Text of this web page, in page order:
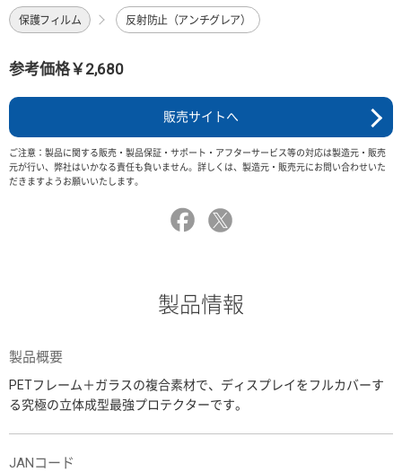
保護フィルム 反射防止（アンチグレア）
参考価格￥2,680
販売サイトへ
ご注意：製品に関する販売・製品保証・サポート・アフターサービス等の対応は製造元・販売
元が行い、弊社はいかなる責任も負いません。詳しくは、製造元・販売元にお問い合わせいた
だきますようお願いいたします。
製品情報
製品概要
PETフレーム＋ガラスの複合素材で、ディスプレイをフルカバーす
る究極の立体成型最強プロテクターです。
JANコード